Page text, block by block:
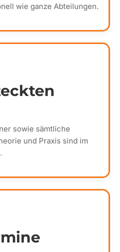
wie ganze Abteilungen.
sowie sämtliche
und Praxis sind im